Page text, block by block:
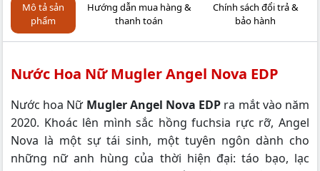
Mô tả sản
phẩm
Hướng dẫn mua hàng &
thanh toán
Chính sách đổi trả &
bảo hành
Nước Hoa Nữ Mugler Angel Nova EDP
Nước hoa Nữ Mugler Angel Nova EDP ra mắt vào năm
2020. Khoác lên mình sắc hồng fuchsia rực rỡ, Angel
Nova là một sự tái sinh, một tuyên ngôn dành cho
những nữ anh hùng của thời hiện đại: táo bạo, lạc